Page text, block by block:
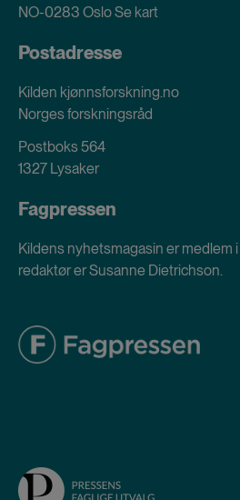
NO-0283 OsloSe kart
Postadresse
Kilden kjønnsforskning.no
Norges forskningsråd
Postboks 564
1327 Lysaker
Fagpressen
Kildens nyhetsmagasin er medlem i
redaktør er Susanne Dietrichson.